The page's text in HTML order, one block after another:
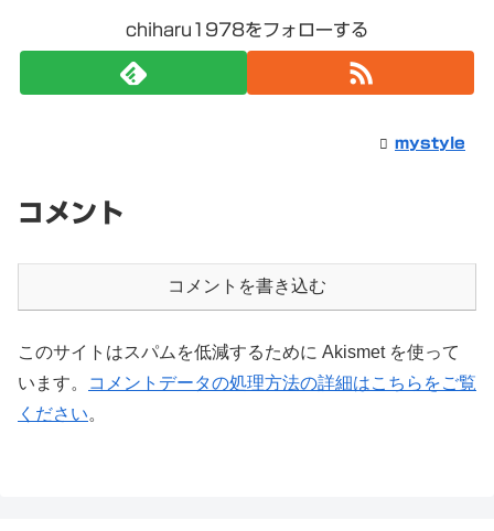
chiharu1978をフォローする
mystyle
コメント
コメントを書き込む
このサイトはスパムを低減するために Akismet を使って
います。
コメントデータの処理方法の詳細はこちらをご覧
ください。